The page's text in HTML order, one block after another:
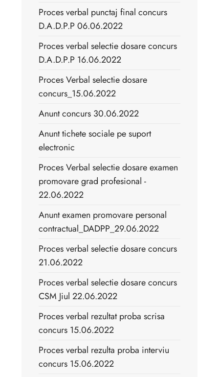
Proces verbal punctaj final concurs
D.A.D.P.P 06.06.2022
Proces verbal selectie dosare concurs
D.A.D.P.P 16.06.2022
Proces Verbal selectie dosare
concurs_15.06.2022
Anunt concurs 30.06.2022
Anunt tichete sociale pe suport
electronic
Proces Verbal selectie dosare examen
promovare grad profesional -
22.06.2022
Anunt examen promovare personal
contractual_DADPP_29.06.2022
Proces verbal selectie dosare concurs
21.06.2022
Proces verbal selectie dosare concurs
CSM Jiul 22.06.2022
Proces verbal rezultat proba scrisa
concurs 15.06.2022
Proces verbal rezulta proba interviu
concurs 15.06.2022